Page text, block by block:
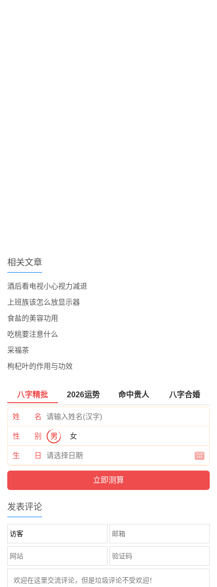
相关文章
酒后看电视小心视力减退
上班族该怎么放显示器
食盐的美容功用
吃桃要注意什么
采福茶
枸杞叶的作用与功效
八字精批 2026运势 命中贵人 八字合婚
姓 名
性 别 男 女
生 日
发表评论